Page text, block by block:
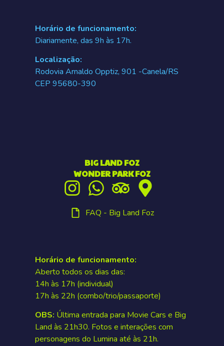
Horário de funcionamento:
Diariamente, das 9h às 17h.
Localização:
Rodovia Arnaldo Opptiz, 901 -Canela/RS
CEP 95680-390
BIG LAND FOZ
WONDER PARK FOZ
FAQ - Big Land Foz
Horário de funcionamento:
Aberto todos os dias das:
14h às 17h (individual)
17h às 22h (combo/trio/passaporte)
OBS: Última entrada para Movie Cars e Big
Land às 21h30. Fotos e interações com
personagens do Lumina até às 21h.